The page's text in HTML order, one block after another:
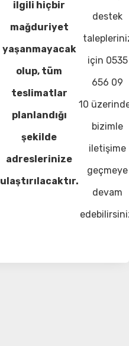
ilgili hiçbir
mağduriyet
yaşanmayacak
olup, tüm
teslimatlar
planlandığı
şekilde
adreslerinize
ulaştırılacaktır.
destek
için 0535
656 09
10
bizimle
iletişime
geçmeye
devam